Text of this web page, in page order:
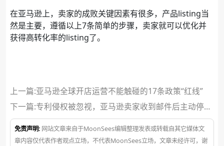
在亚马逊上，卖家的成败关键因素有很多，产品listing当
然是主要，遵循以上7条简单的步骤，卖家就可以优化并
获得高转化率的listing了。
上一篇:亚马逊全球开店运营不能触碰的17条政策“红线”
下一篇:专利侵权被忽视，亚马逊卖家收到邮件后主动停售
了产品
免责声明: 网站文章来自于MoonSees编辑整理发表或转载自其它媒体文
章内容仅代表作者观点立场，不代表MoonSees立场，文章未经许可，谢